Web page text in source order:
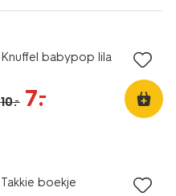
Knuffel babypop lila
10.– 7.
–
Takkie boekje